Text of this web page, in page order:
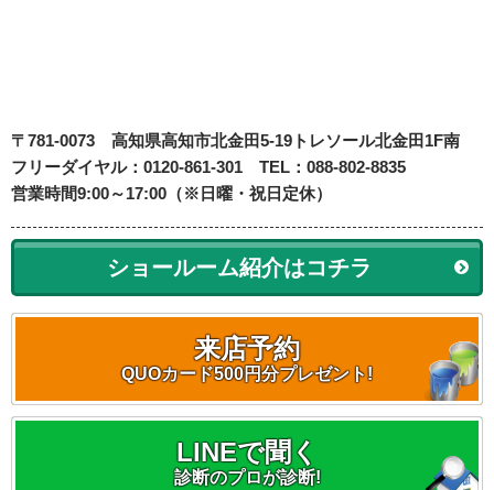
〒781-0073 高知県高知市北金田5-19 トレソール北金田1F南
フリーダイヤル：0120-861-301 TEL：088-802-8835
営業時間9:00～17:00（※日曜・祝日定休）
ショールーム紹介はコチラ
来店予約
QUOカード500円分プレゼント!
LINEで聞く
診断のプロが診断!